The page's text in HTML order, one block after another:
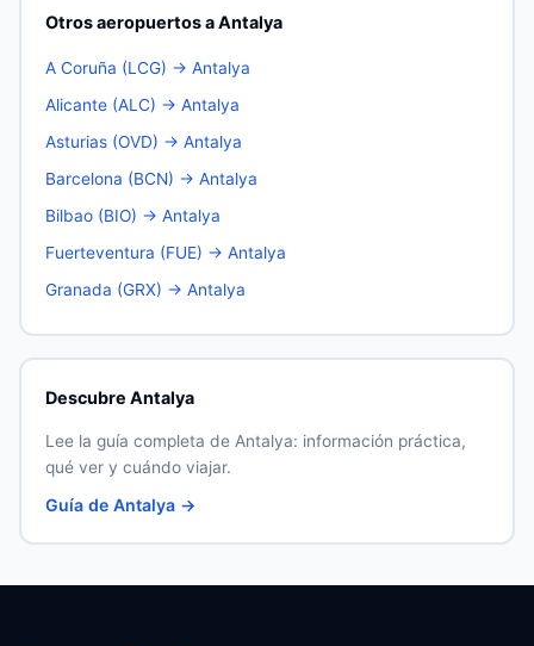
Otros aeropuertos a Antalya
A Coruña (LCG) → Antalya
Alicante (ALC) → Antalya
Asturias (OVD) → Antalya
Barcelona (BCN) → Antalya
Bilbao (BIO) → Antalya
Fuerteventura (FUE) → Antalya
Granada (GRX) → Antalya
Descubre Antalya
Lee la guía completa de Antalya: información práctica,
qué ver y cuándo viajar.
Guía de Antalya →